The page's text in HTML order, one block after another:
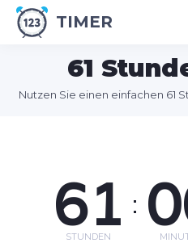
TIMER
61
Nutzen Sie einen einfachen 61
61
STUNDEN
: